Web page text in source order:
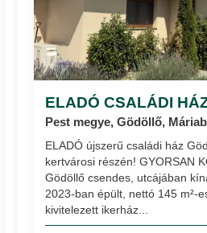
ELADÓ CSALÁDI
Pest megye, Gödöllő,
ELADÓ újszerű családi ház
kertvárosi részén! GYORSAN
Gödöllő csendes, utcájában
2023-ban épült, nettó 145 m²-
kivitelezett ikerház...